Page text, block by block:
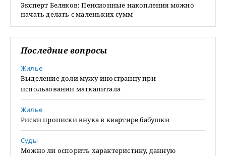
Эксперт Беляков: Пенсионные накопления можно
начать делать с маленьких сумм
Последние вопросы
Жилье
Выделение доли мужу-иностранцу при
использовании маткапитала
Жилье
Риски прописки внука в квартире бабушки
Суды
Можно ли оспорить характеристику, данную